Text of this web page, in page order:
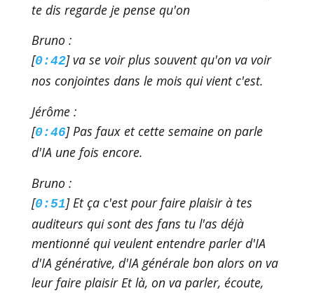
te dis regarde je pense qu'on
Bruno :
[0:42] va se voir plus souvent qu'on va voir
nos conjointes dans le mois qui vient c'est.
Jérôme :
[0:46] Pas faux et cette semaine on parle
d'IA une fois encore.
Bruno :
[0:51] Et ça c'est pour faire plaisir à tes
auditeurs qui sont des fans tu l'as déjà
mentionné qui veulent entendre parler d'IA
d'IA générative, d'IA générale bon alors on va
leur faire plaisir Et là, on va parler, écoute,